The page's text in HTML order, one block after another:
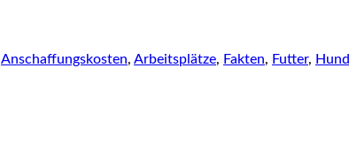
Anschaffungskosten, Arbeitsplätze, Fakten, Futter, Hund